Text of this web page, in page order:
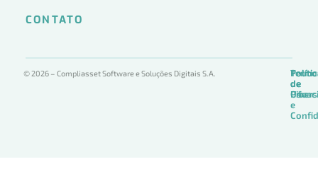
CONTATO
© 2026 – Compliasset Software e Soluções Digitais S.A.
de
Uso
de
de
e